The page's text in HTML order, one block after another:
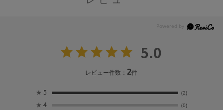
5.0
レビュー件数：2件
★ 5 (2)
★ 4 (0)